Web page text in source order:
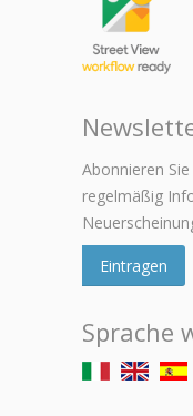
Abonnieren
regelmäßig
Eintragen
Sprache